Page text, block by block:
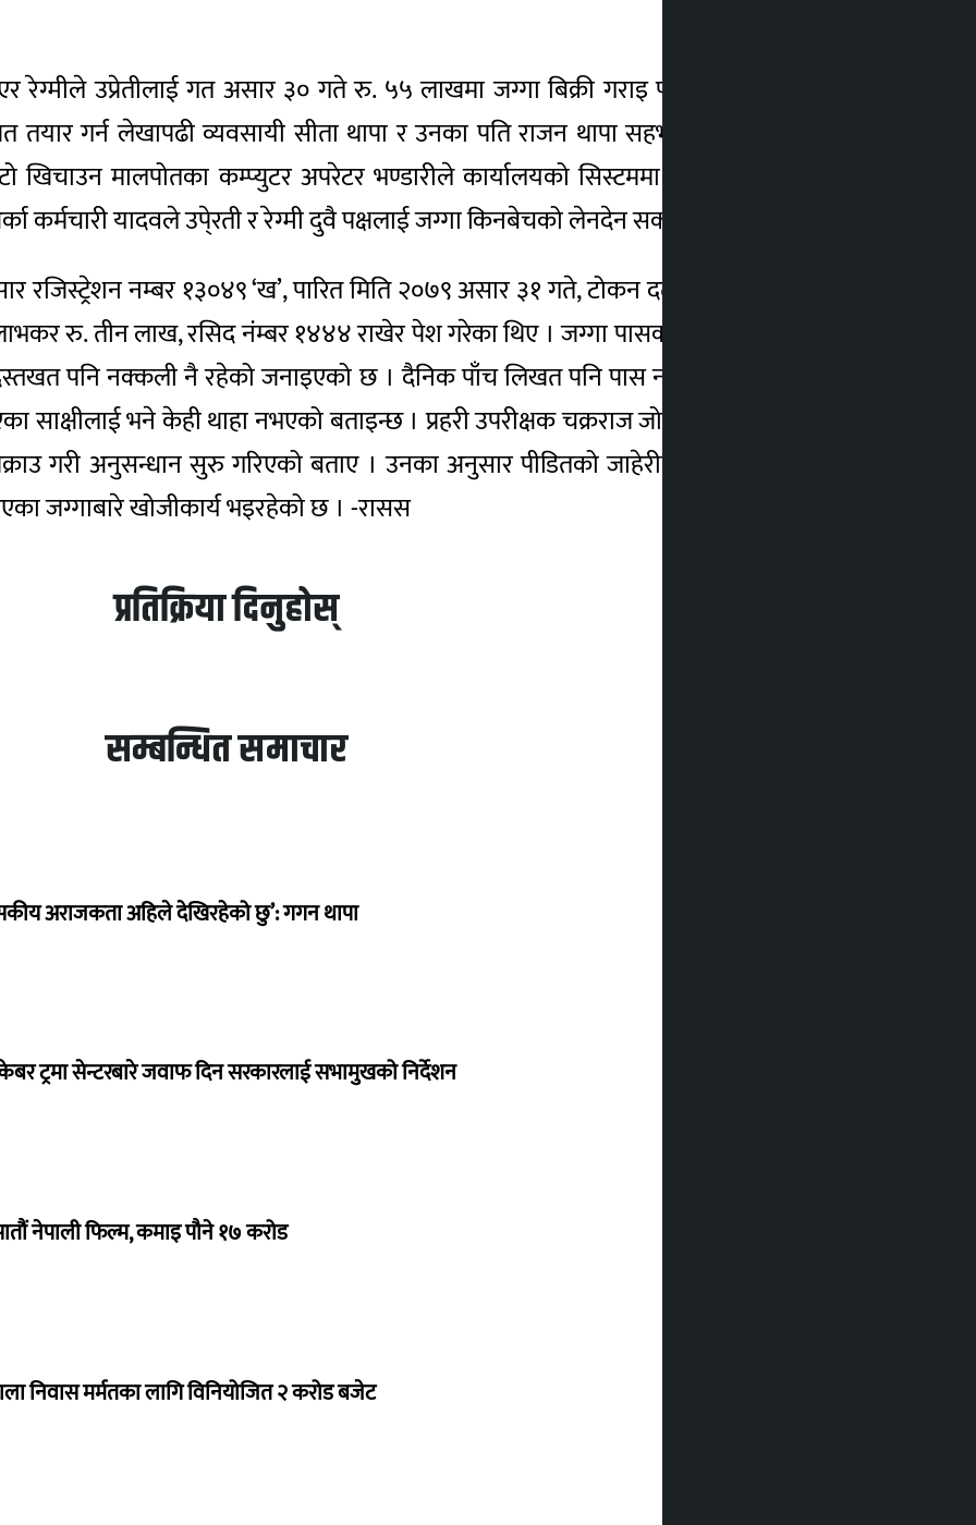
रेग्मीले उप्रेतीलाई गत असार ३० गते रु. ५५ लाखमा जग्गा बिक्री गराइ पास गराएको अनुसन्धानबाट
गर्न लेखापढी व्यवसायी सीता थापा र उनका पति राजन थापा सहभागी भएका हुन् । अनलाइन
मालपोतका कम्प्युटर अपरेटर भण्डारीले कार्यालयको सिस्टममा फोटो नलिइ बाहिर खिचाइ
कर्मचारी यादवले उपे्रती र रेग्मी दुवै पक्षलाई जग्गा किनबेचको लेनदेन सकार्न लगाएका थिए ।
रजिस्ट्रेशन नम्बर १३०४९ ‘ख’, पारित मिति २०७९ असार ३१ गते, टोकन दर्ता नम्बर १३०४, रजिस्टे«सन
रु. तीन लाख, रसिद नंम्बर १४४४ राखेर पेश गरेका थिए । जग्गा पासका सबै प्रक्रिया नक्कली थियो
पनि नक्कली नै रहेको जनाइएको छ । दैनिक पाँच लिखत पनि पास नभएका बेला १३०४ टोकन नं
साक्षीलाई भने केही थाहा नभएको बताइन्छ । प्रहरी उपरीक्षक चक्रराज जोशीले सरकारी छाप, दस्तखत
पक्राउ गरी अनुसन्धान सुरु गरिएको बताए । उनका अनुसार पीडितको जाहेरीका आधारमा नक्कली जग्गा
जग्गाबारे खोजीकार्य भइरहेको छ । -रासस
प्रतिक्रिया दिनुहोस्
सम्बन्धित समाचार
अराजकता अहिले देखिरहेको छु’: गगन थापा
ट्रमा सेन्टरबारे जवाफ दिन सरकारलाई सभामुखको निर्देशन
नेपाली फिल्म, कमाइ पौने १७ करोड
निवास मर्मतका लागि विनियोजित २ करोड बजेट